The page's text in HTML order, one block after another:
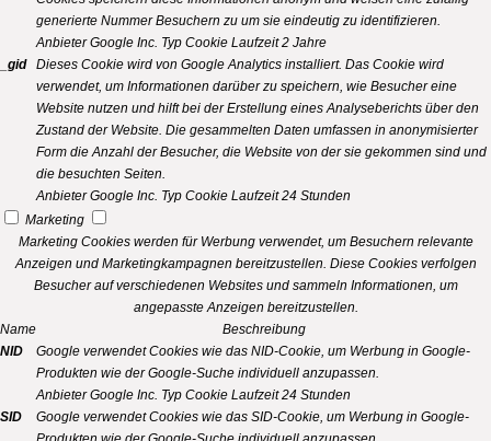
generierte Nummer Besuchern zu um sie eindeutig zu identifizieren.
Anbieter Google Inc. Typ Cookie Laufzeit 2 Jahre
_gid
Dieses Cookie wird von Google Analytics installiert. Das Cookie wird
verwendet, um Informationen darüber zu speichern, wie Besucher eine
Website nutzen und hilft bei der Erstellung eines Analyseberichts über den
Zustand der Website. Die gesammelten Daten umfassen in anonymisierter
Form die Anzahl der Besucher, die Website von der sie gekommen sind und
die besuchten Seiten.
Anbieter Google Inc. Typ Cookie Laufzeit 24 Stunden
Marketing
Marketing Cookies werden für Werbung verwendet, um Besuchern relevante
Anzeigen und Marketingkampagnen bereitzustellen. Diese Cookies verfolgen
Besucher auf verschiedenen Websites und sammeln Informationen, um
angepasste Anzeigen bereitzustellen.
Name
Beschreibung
NID
Google verwendet Cookies wie das NID-Cookie, um Werbung in Google-
Produkten wie der Google-Suche individuell anzupassen.
Anbieter Google Inc. Typ Cookie Laufzeit 24 Stunden
SID
Google verwendet Cookies wie das SID-Cookie, um Werbung in Google-